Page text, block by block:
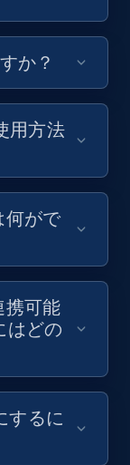
か？
用方法
何がで
携可能
はどの
するに